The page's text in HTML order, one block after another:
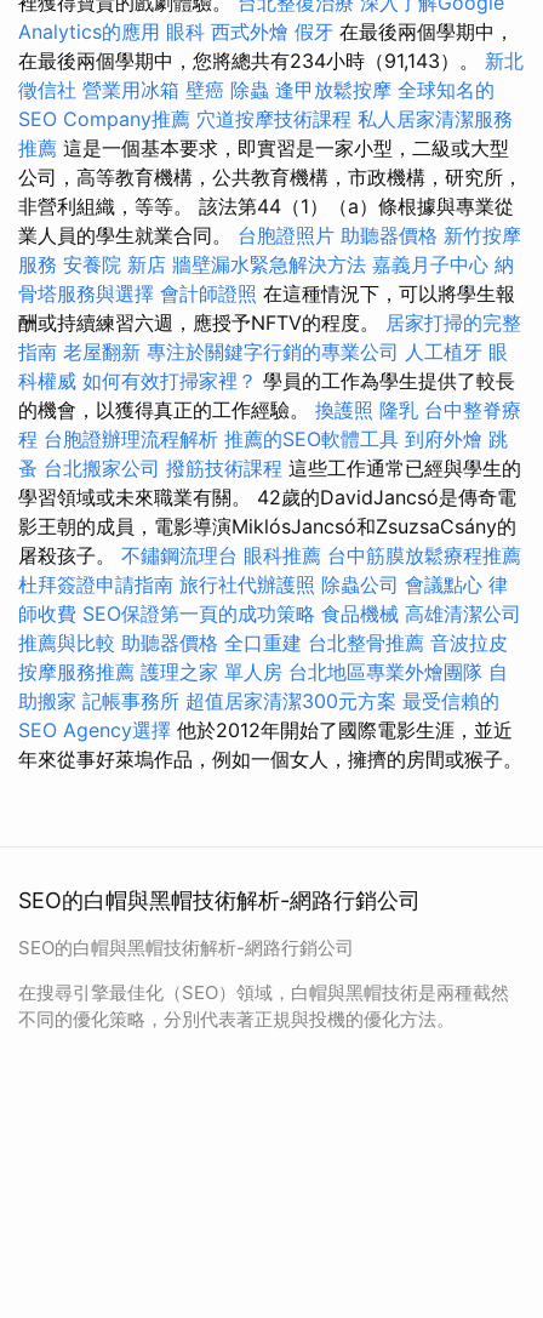
Analytics的應用 眼科 西式外燴 假牙 在最後兩個學期中，
在最後兩個學期中，您將總共有234小時（91,143）。 新北
徵信社 營業用冰箱 壁癌 除蟲 逢甲放鬆按摩 全球知名的
SEO Company推薦 穴道按摩技術課程 私人居家清潔服務
推薦 這是一個基本要求，即實習是一家小型，二級或大型
公司，高等教育機構，公共教育機構，市政機構，研究所，
非營利組織，等等。 該法第44（1）（a）條根據與專業從
業人員的學生就業合同。 台胞證照片 助聽器價格 新竹按摩
服務 安養院 新店 牆壁漏水緊急解決方法 嘉義月子中心 納
骨塔服務與選擇 會計師證照 在這種情況下，可以將學生報
酬或持續練習六週，應授予NFTV的程度。 居家打掃的完整
指南 老屋翻新 專注於關鍵字行銷的專業公司 人工植牙 眼
科權威 如何有效打掃家裡？ 學員的工作為學生提供了較長
的機會，以獲得真正的工作經驗。 換護照 隆乳 台中整脊療
程 台胞證辦理流程解析 推薦的SEO軟體工具 到府外燴 跳
蚤 台北搬家公司 撥筋技術課程 這些工作通常已經與學生的
學習領域或未來職業有關。 42歲的DavidJancsó是傳奇電
影王朝的成員，電影導演MiklósJancsó和ZsuzsaCsány的
屠殺孩子。 不鏽鋼流理台 眼科推薦 台中筋膜放鬆療程推薦
杜拜簽證申請指南 旅行社代辦護照 除蟲公司 會議點心 律
師收費 SEO保證第一頁的成功策略 食品機械 高雄清潔公司
推薦與比較 助聽器價格 全口重建 台北整骨推薦 音波拉皮
按摩服務推薦 護理之家 單人房 台北地區專業外燴團隊 自
助搬家 記帳事務所 超值居家清潔300元方案 最受信賴的
SEO Agency選擇 他於2012年開始了國際電影生涯，並近
年來從事好萊塢作品，例如一個女人，擁擠的房間或猴子。
SEO的白帽與黑帽技術解析-網路行銷公司
SEO的白帽與黑帽技術解析-網路行銷公司
在搜尋引擎最佳化（SEO）領域，白帽與黑帽技術是兩種截然
不同的優化策略，分別代表著正規與投機的優化方法。